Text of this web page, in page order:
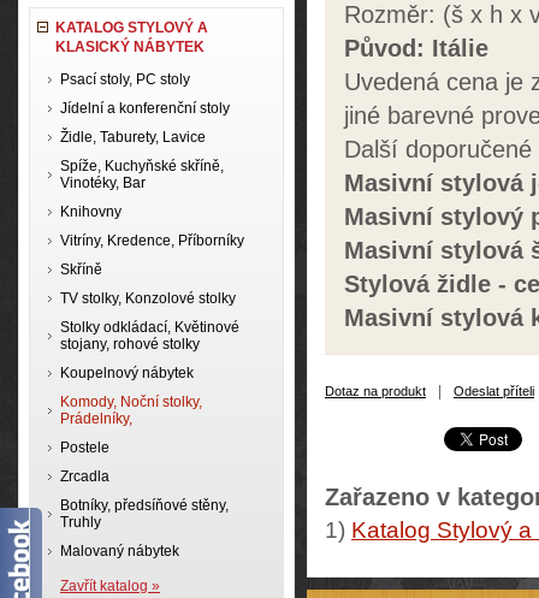
KATALOG STYLOVÝ A
KLASICKÝ NÁBYTEK
Psací stoly, PC stoly
Jídelní a konferenční stoly
Židle, Taburety, Lavice
Spíže, Kuchyňské skříně,
Vinotéky, Bar
Knihovny
Vitríny, Kredence, Příborníky
Skříně
TV stolky, Konzolové stolky
Stolky odkládací, Květinové
stojany, rohové stolky
Koupelnový nábytek
Komody, Noční stolky,
Prádelníky,
Postele
Zrcadla
Botníky, předsíňové stěny,
Truhly
Malovaný nábytek
Zavřít katalog »
Rozměr: (š x h x
Původ: Itálie
Uvedená cena je
jiné barevné
Další
Masivní stylová
Masivní stylový
Masivní stylová
Stylová židle -
Masivní stylová
Dotaz na produkt Odeslat příteli
Zařazeno v
1) Katalog Stylový